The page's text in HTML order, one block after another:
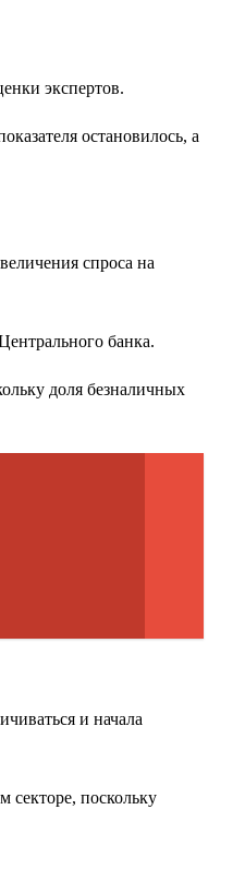
экспертов.
остановилось, а
спроса на
банка.
доля безналичных
и начала
секторе, поскольку